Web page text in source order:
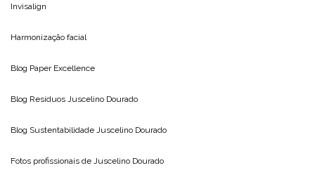
Invisalign
Harmonização facial
Blog Paper Excellence
Blog Resíduos Juscelino Dourado
Blog Sustentabilidade Juscelino Dourado
Fotos profissionais de Juscelino Dourado